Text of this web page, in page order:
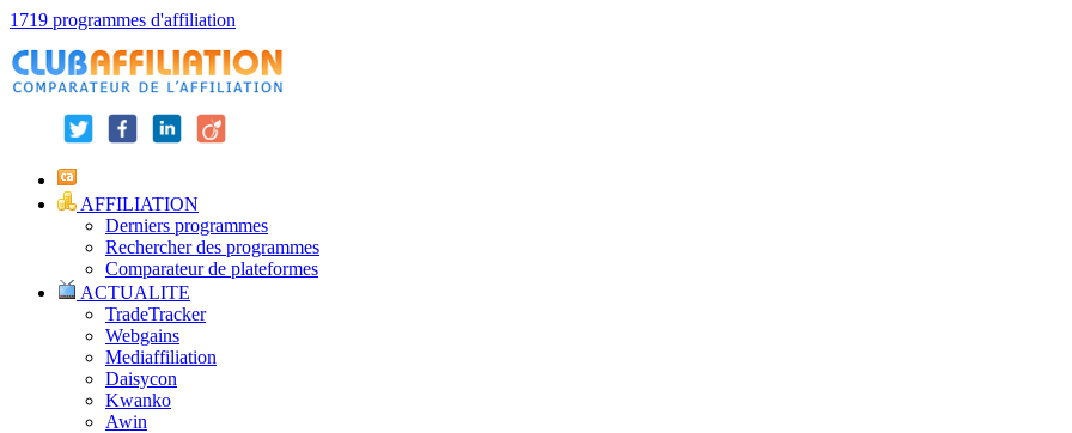
1719 programmes d'affiliation
AFFILIATION
Derniers programmes
Rechercher des programmes
Comparateur de plateformes
ACTUALITE
TradeTracker
Webgains
Mediaffiliation
Daisycon
Kwanko
Awin